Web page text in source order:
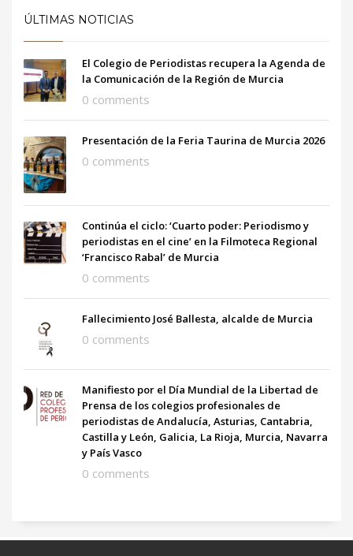
ÚLTIMAS NOTICIAS
El Colegio de Periodistas recupera la Agenda de
la Comunicación de la Región de Murcia
0 comments
Presentación de la Feria Taurina de Murcia 2026
0 comments
Continúa el ciclo: ‘Cuarto poder: Periodismo y
periodistas en el cine’ en la Filmoteca Regional
‘Francisco Rabal’ de Murcia
0 comments
Fallecimiento José Ballesta, alcalde de Murcia
0 comments
Manifiesto por el Día Mundial de la Libertad de
Prensa de los colegios profesionales de
periodistas de Andalucía, Asturias, Cantabria,
Castilla y León, Galicia, La Rioja, Murcia, Navarra
y País Vasco
0 comments